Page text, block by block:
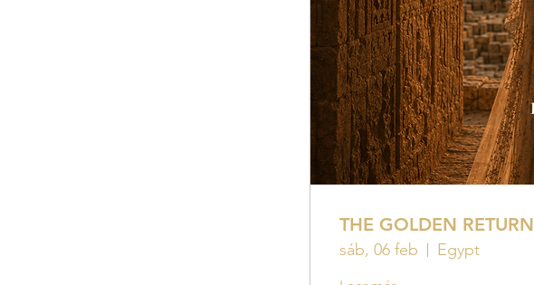
THE GOLDEN RETURN
sáb, 06 feb Egypt